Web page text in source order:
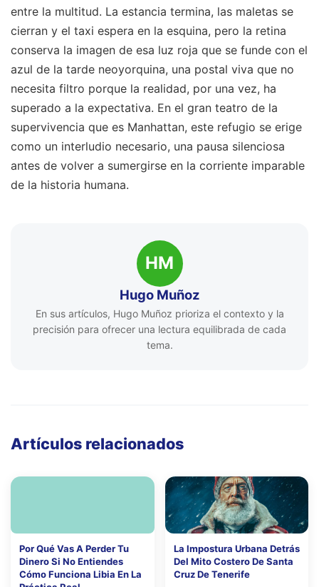
entre la multitud. La estancia termina, las maletas se
cierran y el taxi espera en la esquina, pero la retina
conserva la imagen de esa luz roja que se funde con el
azul de la tarde neoyorquina, una postal viva que no
necesita filtro porque la realidad, por una vez, ha
superado a la expectativa. En el gran teatro de la
supervivencia que es Manhattan, este refugio se erige
como un interludio necesario, una pausa silenciosa
antes de volver a sumergirse en la corriente imparable
de la historia humana.
HM
Hugo Muñoz
En sus artículos, Hugo Muñoz prioriza el contexto y la
precisión para ofrecer una lectura equilibrada de cada
tema.
Artículos relacionados
Por Qué Vas A Perder Tu
Dinero Si No Entiendes
Cómo Funciona Libia En La
La Impostura Urbana Detrás
Del Mito Costero De Santa
Cruz De Tenerife